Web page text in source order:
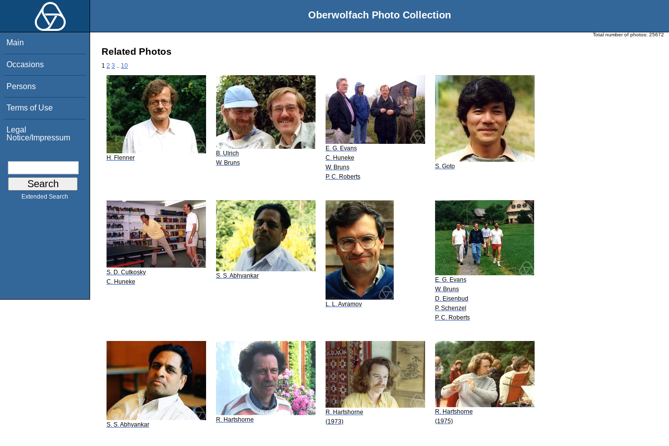
Oberwolfach Photo Collection
Main
Occasions
Persons
Terms of Use
Legal
Notice/Impressum
Extended Search
Total number of photos: 25672
Related Photos
1 2 3 10
H. Flenner
B. Ulrich
W. Bruns
E. G. Evans
C. Huneke
W. Bruns
P. C. Roberts
S. Goto
S. D. Cutkosky
C. Huneke
S. S. Abhyankar
L. L. Avramov
E. G. Evans
W. Bruns
D. Eisenbud
P. Schenzel
P. C. Roberts
S. S. Abhyankar
R. Hartshorne
R. Hartshorne
(1973)
R. Hartshorne
(1975)